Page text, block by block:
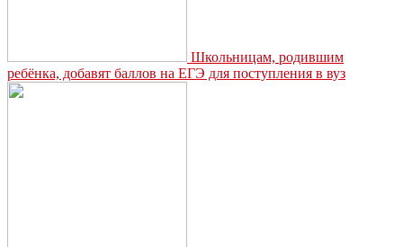
Школьницам, родившим
ребёнка, добавят баллов на ЕГЭ для поступления в вуз